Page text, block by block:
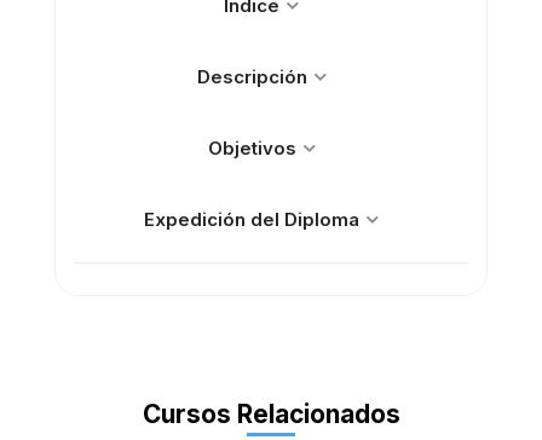
Índice
Descripción
Objetivos
Expedición del Diploma
Cursos Relacionados